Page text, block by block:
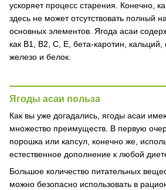
ускоряет процесс старения. Конечно,
здесь не может отсутствовать полный
основных элементов. Ягода асаи
как B1, B2, C, E, бета-каротин,
железо и белок.
Ягоды асаи польза
Как вы уже догадались, ягоды асаи
множество преимуществ. В первую
порошка или капсул, конечно же,
естественное дополнение к любой
Большое количество питательных
можно безопасно использовать в